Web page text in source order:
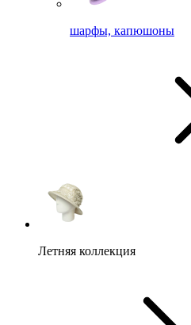
шарфы, капюшоны
Летняя коллекция